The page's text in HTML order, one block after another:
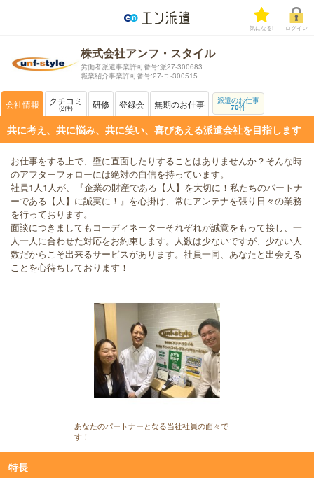
気になる! ログイン
株式会社アンフ・スタイル
労働者派遣事業許可番号:派27-300683
職業紹介事業許可番号:27-ユ-300515
会社情報 クチコミ
2件 研修 登録会 無期のお仕事 派遣のお仕事
70件
共に考え、共に悩み、共に笑い、喜びあえる派遣会社を目指します
お仕事をする上で、壁に直面したりすることはありませんか？そんな時
のアフターフォローには絶対の自信を持っています。
社員1人1人が、『企業の財産である【人】を大切に！私たちのパートナ
ーである【人】に誠実に！』を心掛け、常にアンテナを張り日々の業務
を行っております。
面談につきましてもコーディネーターそれぞれが誠意をもって接し、一
人一人に合わせた対応をお約束します。人数は少ないですが、少ない人
数だからこそ出来るサービスがあります。社員一同、あなたと出会える
ことを心待ちしております！
あなたのパートナーとなる当社社員の面々で
す！
特長